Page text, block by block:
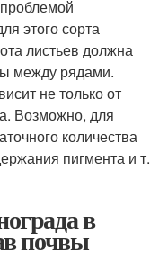
этого сорта
листьев должна
между рядами.
не только от
Возможно, для
количества
пигмента и т.
в
почвы